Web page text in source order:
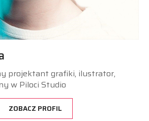
projektant grafiki, ilustrator,
w Piloci Studio
ZOBACZ PROFIL